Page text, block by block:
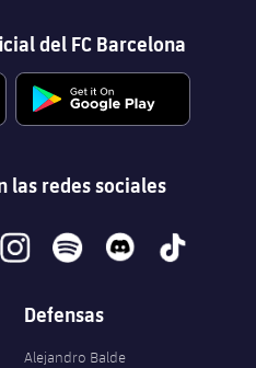
del FC Barcelona
las redes sociales
instagramspotify discord tiktok
Defensas
Alejandro Balde